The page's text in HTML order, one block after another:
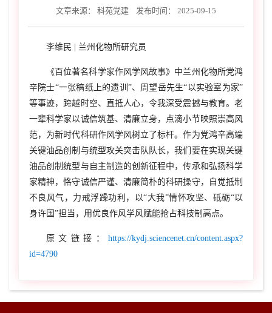
文章来源： 科苑党建 发布时间： 2025-09-15
李维民 | 兰州化物所研究员
《百位著名科学家作风学风故事》中兰州化物所党鸿
辛院士“一张稿纸上的遗训”、周望岳先生“以实验室为家”
等事迹，跨越时空、直抵人心，令我深受震撼与教育。老
一辈科学家以诚信筑基、清廉立身，点滴小节映照崇高风
范，为新时代科研作风学风树立了标杆。作为党鸿辛高端
关键油品创制与统型攻关突击队队长，我们要在实现关键
油品创制统型与自主制造的创新征程中，传承和弘扬科学
家精神，恪守诚信严谨、清廉简朴的科研操守，自觉抵制
不良风气，力戒浮躁功利，以“大我”情怀攻坚、砥砺“以
身许国”担当，用优良作风学风赋能抢占科技制高点。
原文链接： https://kydj.sciencenet.cn/content.aspx?
id=4790